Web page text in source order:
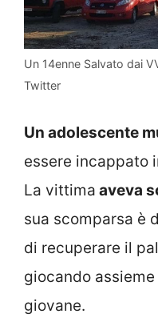
Un 14enne Salvato dai
Twitter
Un adolescente
essere incappato
La vittima aveva
sua scomparsa è
di recuperare il
giocando
giovane.